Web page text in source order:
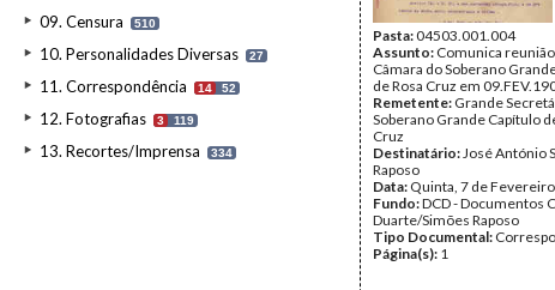
09. Censura 510
10. Personalidades Diversas 27
11. Correspondência 14 52
12. Fotografias 3 119
13. Recortes/Imprensa 334
Pasta:04503.001.004
Assunto: Comunica
Câmara do Soberano
de Rosa Cruz em
Remetente: Grande
Soberano Grande Capítulo
Cruz
Destinatário:José António
Raposo
Data: Quinta, 7 de
Fundo:DCD - Documentos
Duarte/Simões Raposo
Tipo Documental:
Página(s): 1